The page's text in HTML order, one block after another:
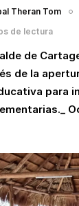
Theran Tom
de lectura
de
de la
para